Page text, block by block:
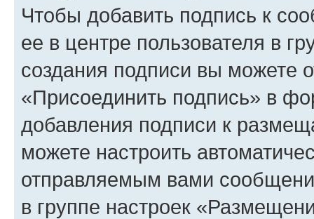
Чтобы добавить подпись к
ее в центре пользователя в
создания подписи вы можете
«Присоединить подпись» в
добавления подписи к
можете настроить
отправляемым вами
в группе настроек